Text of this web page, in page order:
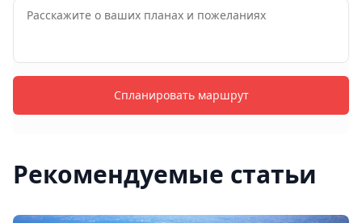
Спланировать маршрут
Рекомендуемые статьи